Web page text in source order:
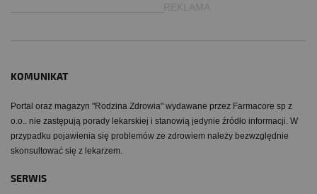
___________________________REKLAMA
KOMUNIKAT
Portal oraz magazyn "Rodzina Zdrowia" wydawane przez Farmacore sp z
o.o.. nie zastępują porady lekarskiej i stanowią jedynie źródło informacji. W
przypadku pojawienia się problemów ze zdrowiem należy bezwzględnie
skonsultować się z lekarzem.
SERWIS